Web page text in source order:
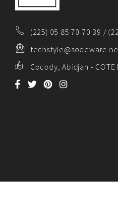
(225) 05 85 70 70 39 /
Cocody, Abidjan - COTE